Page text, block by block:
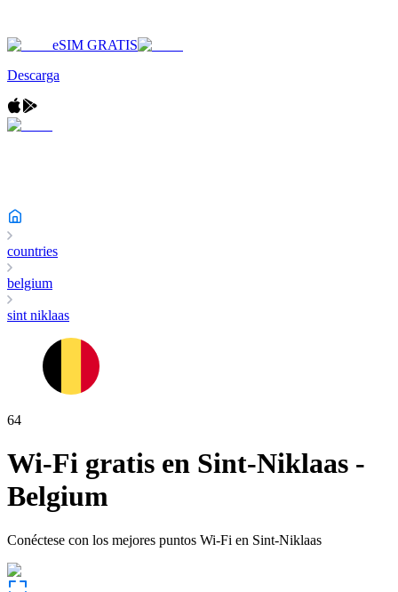
eSIM GRATIS
Descarga
countries
belgium
sint niklaas
64
Wi-Fi gratis en Sint-Niklaas -
Belgium
Conéctese con los mejores puntos Wi-Fi en Sint-Niklaas